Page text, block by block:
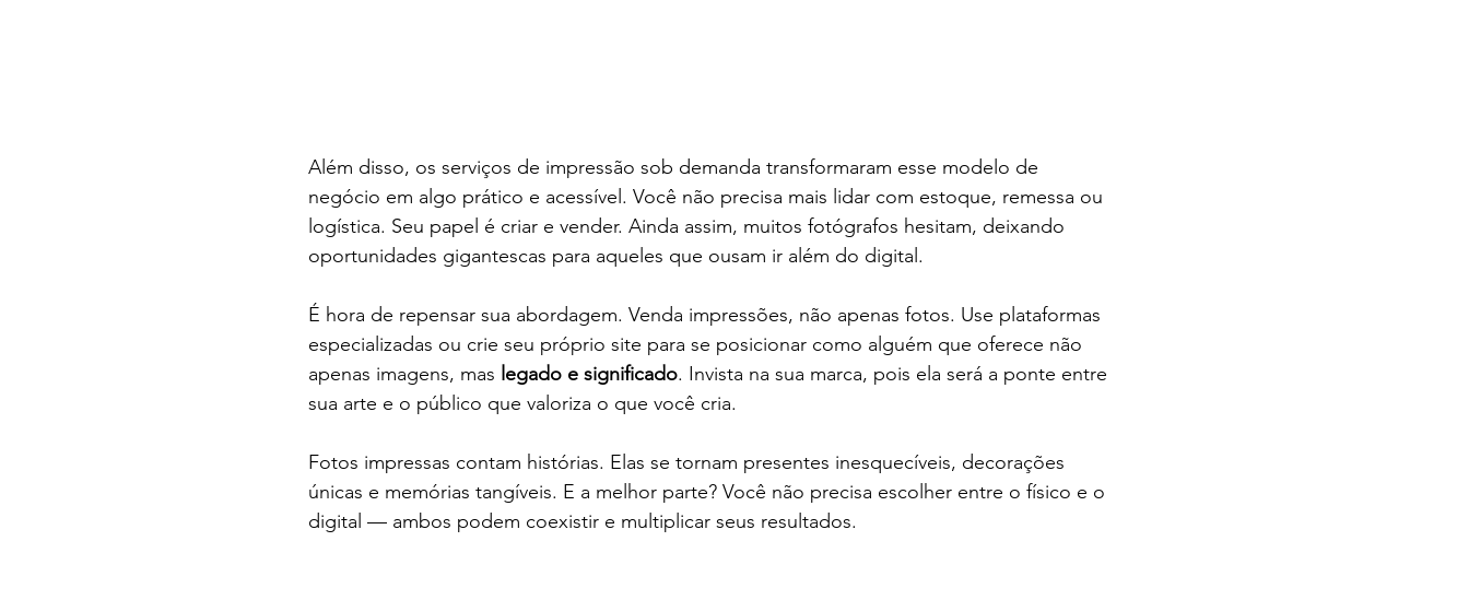
Além disso, os serviços de impressão sob demanda transformaram esse modelo de
negócio em algo prático e acessível. Você não precisa mais lidar com estoque, remessa ou
logística. Seu papel é criar e vender. Ainda assim, muitos fotógrafos hesitam, deixando
oportunidades gigantescas para aqueles que ousam ir além do digital.
É hora de repensar sua abordagem. Venda impressões, não apenas fotos. Use plataformas
especializadas ou crie seu próprio site para se posicionar como alguém que oferece não
apenas imagens, mas legado e significado. Invista na sua marca, pois ela será a ponte entre
sua arte e o público que valoriza o que você cria.
Fotos impressas contam histórias. Elas se tornam presentes inesquecíveis, decorações
únicas e memórias tangíveis. E a melhor parte? Você não precisa escolher entre o físico e o
digital — ambos podem coexistir e multiplicar seus resultados.